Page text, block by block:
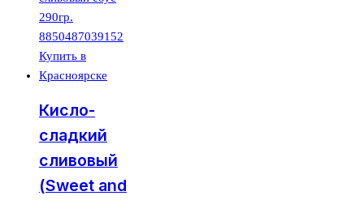
Кисло-
сладкий
сливовый
(Sweet and